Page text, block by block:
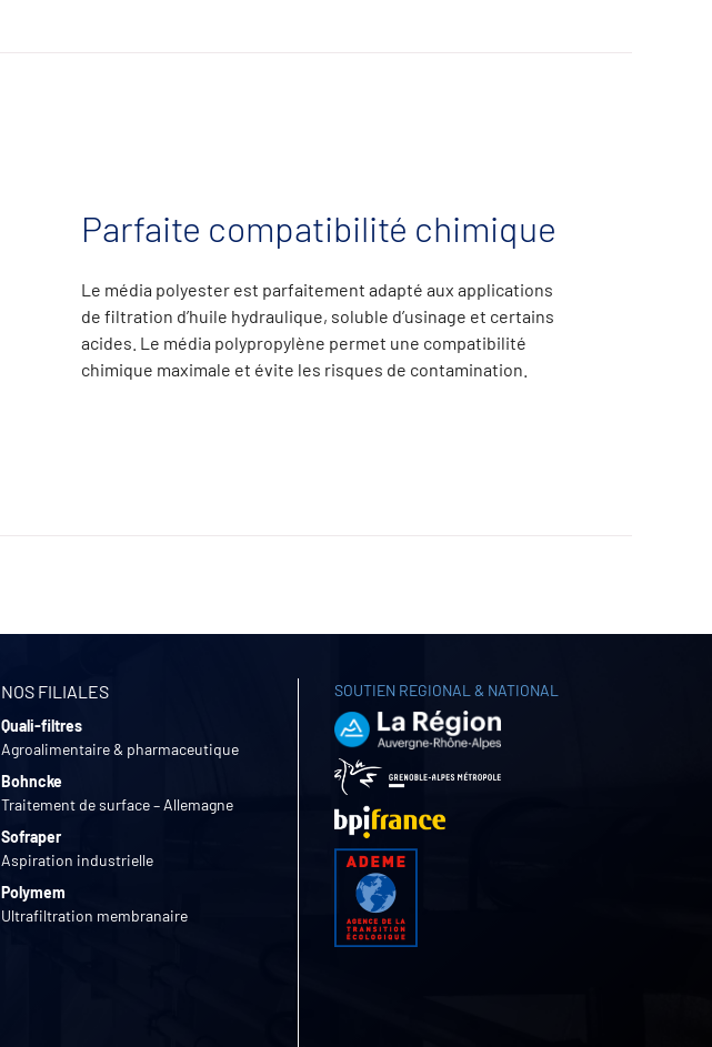
Parfaite compatibilité chimique
Le média polyester est parfaitement adapté aux applications
de filtration d’huile hydraulique, soluble d’usinage et certains
acides. Le média polypropylène permet une compatibilité
chimique maximale et évite les risques de contamination.
NOS FILIALES
Quali-filtres
Agroalimentaire & pharmaceutique
Bohncke
Traitement de surface – Allemagne
Sofraper
Aspiration industrielle
Polymem
Ultrafiltration membranaire
SOUTIEN REGIONAL & NATIONAL